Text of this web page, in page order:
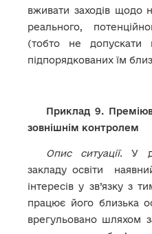
вживати заходів щодо
реального,
(тобто не допускати
підпорядкованих їм
Приклад 9.
зовнішнім контролем
Опис ситуації. У
закладу освіти
інтересів у зв’язку з
працює його близька
врегульовано шляхом